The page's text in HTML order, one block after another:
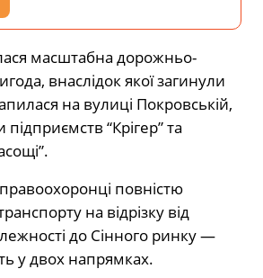
масштабна дорожньо-
внаслідок якої загинули
на вулиці Покровській,
“Крігер” та
повністю
на відрізку від
до Сінного ринку —
у двох напрямках.